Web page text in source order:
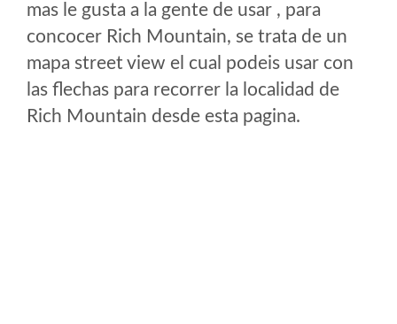
mas le gusta a la gente de usar , para
concocer Rich Mountain, se trata de un
mapa street view el cual podeis usar con
las flechas para recorrer la localidad de
Rich Mountain desde esta pagina.